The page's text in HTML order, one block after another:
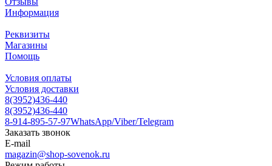
Информация
Реквизиты
Магазины
Помощь
Условия оплаты
Условия доставки
8(3952)436-440
8(3952)436-440
8-914-895-57-97WhatsApp/Viber/Telegram
Заказать звонок
E-mail
magazin@shop-sovenok.ru